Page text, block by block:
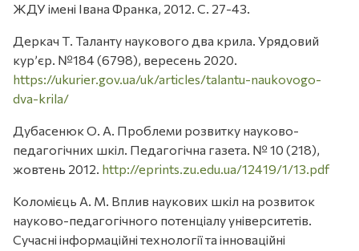
ЖДУ імені Івана Франка, 2012. С. 27-43.
Деркач Т. Таланту наукового два крила. Урядовий
кур’єр. №184 (6798), вересень 2020.
https://ukurier.gov.ua/uk/articles/talantu-naukovogo-
dva-krila/
Дубасенюк О. А. Проблеми розвитку науково-
педагогічних шкіл. Педагогічна газета. № 10 (218),
жовтень 2012. http://eprints.zu.edu.ua/12419/1/13.pdf
Коломієць А. М. Вплив наукових шкіл на розвиток
науково-педагогічного потенціалу університетів.
Сучасні інформаційні технології та інноваційні